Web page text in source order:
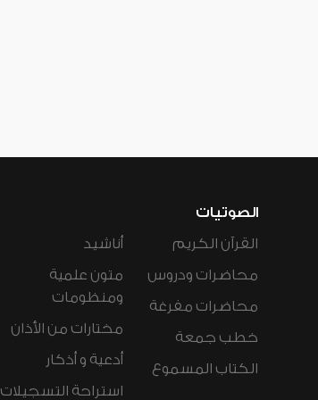
الصوتيات
القرآن الكريم
محاضرات ودروس
محاضرات مفرغة
خطب جمعة
الكتاب المسموع
أناشيد
متون علمية
ومنظومات
مختارات من الأذان
أدعية و أذكار
استراحة التسجيلات